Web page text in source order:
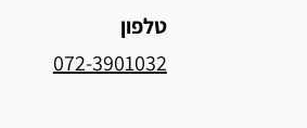
טלפון
072-3901032